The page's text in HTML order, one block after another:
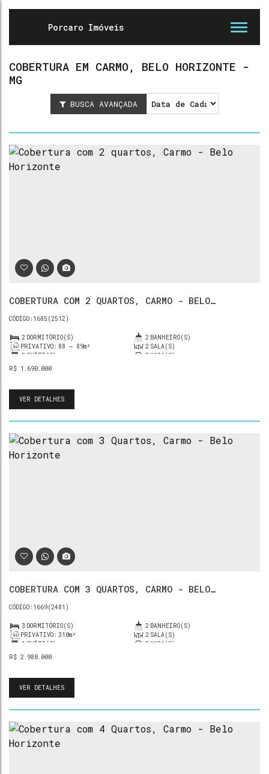
COBERTURA EM CARMO, BELO HORIZONTE -
MG
BUSCA AVANÇADA
COBERTURA COM 2 QUARTOS, CARMO - BELO
R$ 1.690.000
1685 (2512)
2 DORMITÓRIO(S) 2 BANHEIRO(S)
PRIVATIVO: 88 ~ 89m² 2 SALA(S)
2 SUÍTE(S) 2 VAGA(S)
VER DETALHES
COBERTURA COM 3 QUARTOS, CARMO - BELO
R$ 2.980.000
1669(2481)
3 DORMITÓRIO(S) 2 BANHEIRO(S)
PRIVATIVO: 310m² 2 SALA(S)
1 SUÍTE(S) 3 VAGA(S)
VER DETALHES